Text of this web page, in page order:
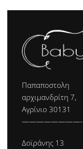
Παπαποστολη
αρχιμανδρίτη 7,
Αγρίνιο 30131
————————-
Δοϊράνης 13